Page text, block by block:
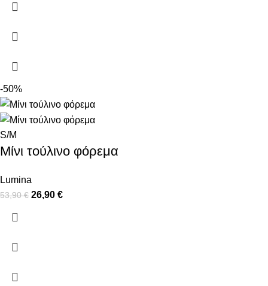
-50%
S/M
Μίνι τούλινο φόρεμα
Lumina
53,90€ 26,90 €